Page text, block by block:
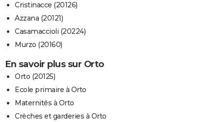
Cristinacce (20126)
Azzana (20121)
Casamaccioli (20224)
Murzo (20160)
En savoir plus sur Orto
Orto (20125)
Ecole primaire à Orto
Maternités à Orto
Crèches et garderies à Orto